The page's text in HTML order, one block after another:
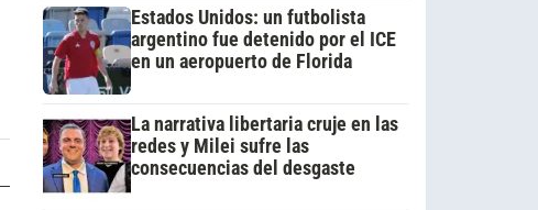
Estados Unidos: un futbolista
argentino fue detenido por el ICE
en un aeropuerto de Florida
La narrativa libertaria cruje en las
redes y Milei sufre las
consecuencias del desgaste